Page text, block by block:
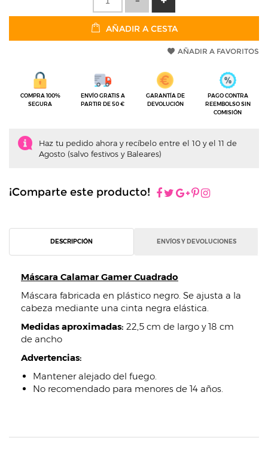
AÑADIR A CESTA
AÑADIR A FAVORITOS
COMPRA 100%
SEGURA
ENVÍO GRATIS A
PARTIR DE 50 €
GARANTÍA DE
DEVOLUCIÓN
PAGO CONTRA
REEMBOLSO SIN
COMISIÓN
Haz tu pedido ahora y recíbelo entre el 10 y el 11 de
Agosto (salvo festivos y Baleares)
¡Comparte este producto!
DESCRIPCIÓN ENVÍOS Y DEVOLUCIONES
Máscara Calamar Gamer Cuadrado
Máscara fabricada en plástico negro. Se ajusta a la
cabeza mediante una cinta negra elástica.
Medidas aproximadas: 22,5 cm de largo y 18 cm
de ancho
Advertencias:
Mantener alejado del fuego.
No recomendado para menores de 14 años.